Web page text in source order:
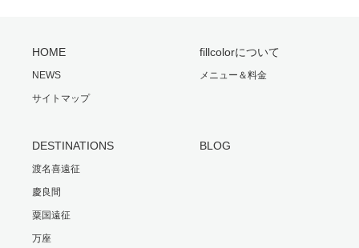
HOME
NEWS
サイトマップ
fillcolorについて
メニュー＆料金
DESTINATIONS
渡名喜遠征
慶良間
粟国遠征
万座
BLOG